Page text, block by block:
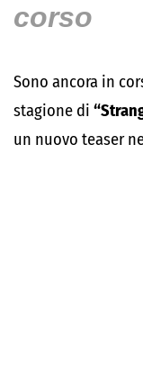
corso
Sono ancora in
stagione di
un nuovo teaser